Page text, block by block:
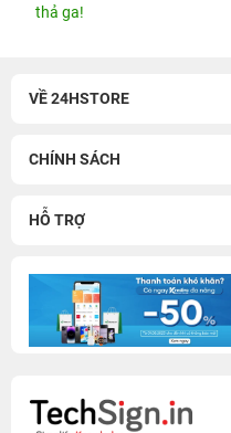
thả ga!
VỀ 24HSTORE
CHÍNH SÁCH
HỖ TRỢ